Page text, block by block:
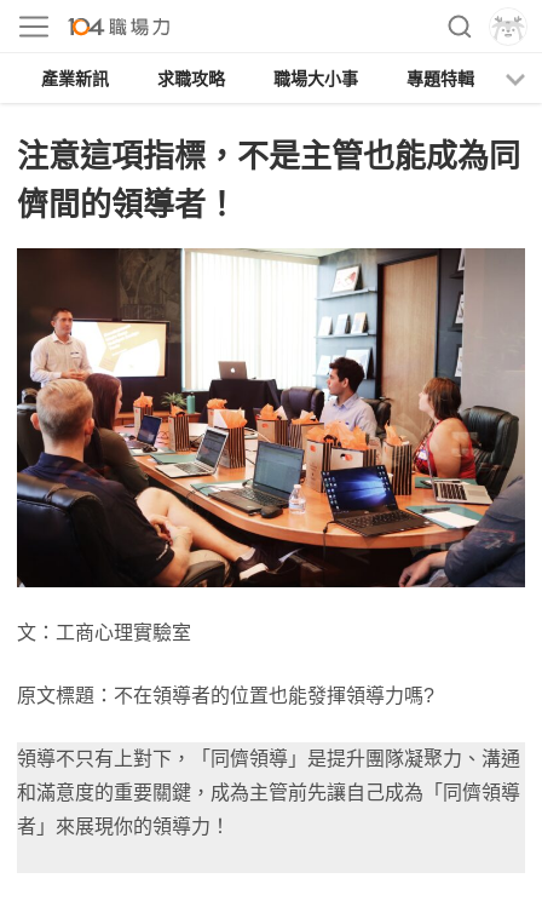
產業新訊 求職攻略 職場大小事 專題特輯
注意這項指標，不是主管也能成為同
儕間的領導者！
文：工商心理實驗室
原文標題：不在領導者的位置也能發揮領導力嗎?
領導不只有上對下，「同儕領導」是提升團隊凝聚力、溝通
和滿意度的重要關鍵，成為主管前先讓自己成為「同儕領導
者」來展現你的領導力！